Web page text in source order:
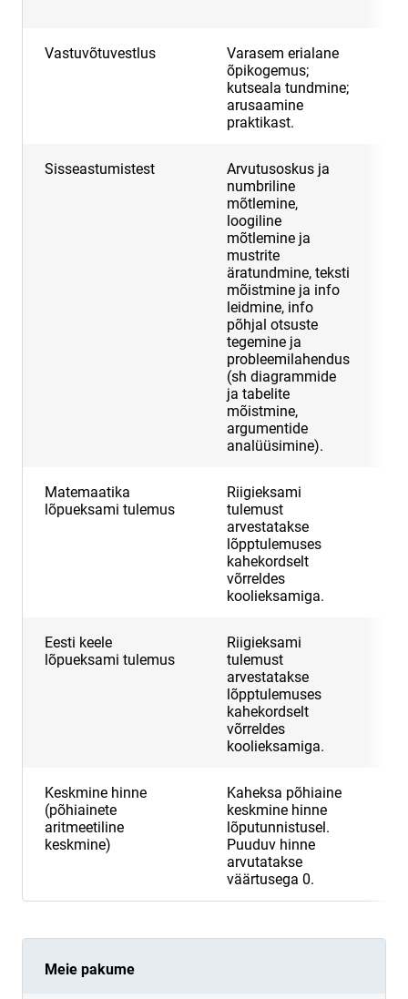
Vastuvõtuvestlus
Varasem erialane
õpikogemus;
kutseala tundmine;
arusaamine
praktikast.
Sisseastumistest
Arvutusoskus ja
numbriline
mõtlemine,
loogiline
mõtlemine ja
mustrite
äratundmine, teksti
mõistmine ja info
leidmine, info
põhjal otsuste
tegemine ja
probleemilahendus
(sh diagrammide
ja tabelite
mõistmine,
argumentide
analüüsimine).
Matemaatika
lõpueksami tulemus
Riigieksami
tulemust
arvestatakse
lõpptulemuses
kahekordselt
võrreldes
koolieksamiga.
Eesti keele
lõpueksami tulemus
Riigieksami
tulemust
arvestatakse
lõpptulemuses
kahekordselt
võrreldes
koolieksamiga.
Keskmine hinne
(põhiainete
aritmeetiline
keskmine)
Kaheksa põhiaine
keskmine hinne
lõputunnistusel.
Puuduv hinne
arvutatakse
väärtusega 0.
Meie pakume